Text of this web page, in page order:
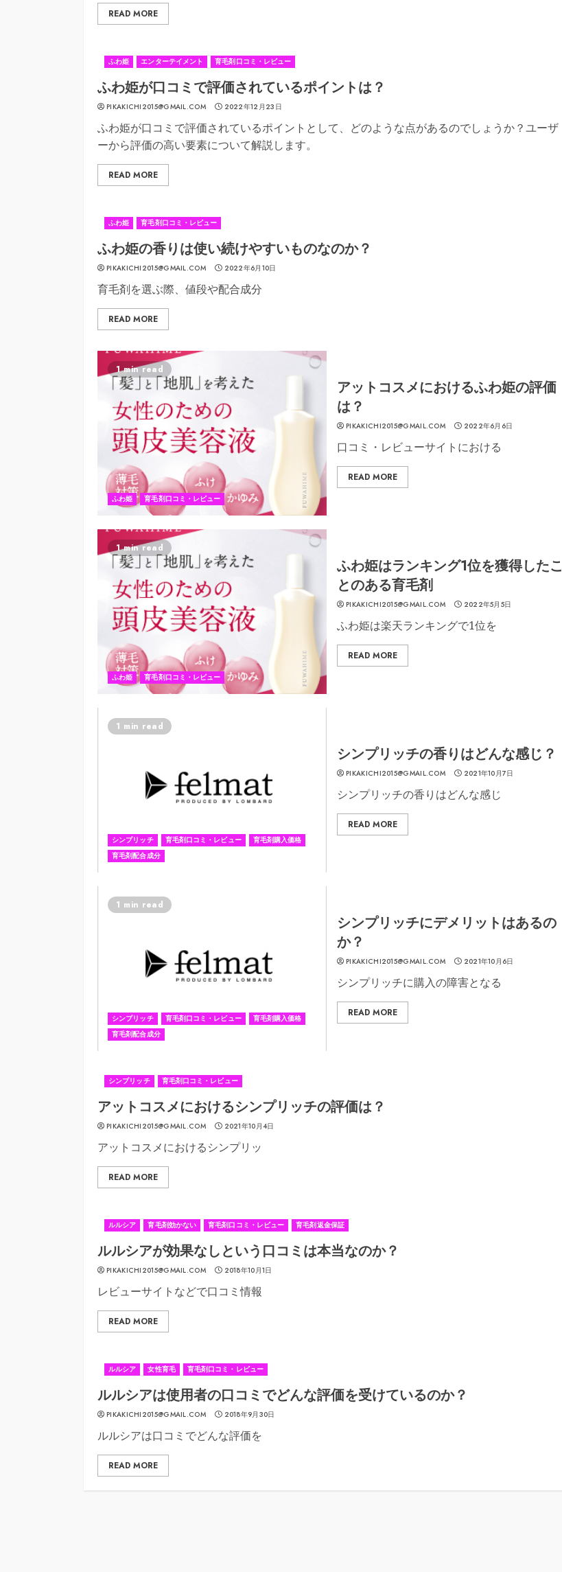
READ MORE
ふわ姫 エンターテイメント 育毛剤口コミ・レビュー
ふわ姫が口コミで評価されているポイントは？
PIKAKICHI2015@GMAIL.COM 2022年12月23日
ふわ姫が口コミで評価されているポイントとして、どのような点があるのでしょうか？ユーザ
ーから評価の高い要素について解説します。
READ MORE
ふわ姫 育毛剤口コミ・レビュー
ふわ姫の香りは使い続けやすいものなのか？
PIKAKICHI2015@GMAIL.COM 2022年6月10日
育毛剤を選ぶ際、値段や配合成分
READ MORE
1 min read
ふわ姫 育毛剤口コミ・レビュー
アットコスメにおけるふわ姫の評価
は？
PIKAKICHI2015@GMAIL.COM 2022年6月6日
口コミ・レビューサイトにおける
READ MORE
1 min read
ふわ姫 育毛剤口コミ・レビュー
ふわ姫はランキング1位を獲得したこ
とのある育毛剤
PIKAKICHI2015@GMAIL.COM 2022年5月5日
ふわ姫は楽天ランキングで1位を
READ MORE
1 min read
シンプリッチ 育毛剤口コミ・レビュー
育毛剤購入価格
育毛剤配合成分
シンプリッチの香りはどんな感じ？
PIKAKICHI2015@GMAIL.COM 2021年10月7日
シンプリッチの香りはどんな感じ
READ MORE
1 min read
シンプリッチ 育毛剤口コミ・レビュー
育毛剤購入価格
育毛剤配合成分
シンプリッチにデメリットはあるの
か？
PIKAKICHI2015@GMAIL.COM 2021年10月6日
シンプリッチに購入の障害となる
READ MORE
シンプリッチ 育毛剤口コミ・レビュー
アットコスメにおけるシンプリッチの評価は？
PIKAKICHI2015@GMAIL.COM 2021年10月4日
アットコスメにおけるシンプリッ
READ MORE
ルルシア 育毛剤効かない 育毛剤口コミ・レビュー 育毛剤返金保証
ルルシアが効果なしという口コミは本当なのか？
PIKAKICHI2015@GMAIL.COM 2018年10月1日
レビューサイトなどで口コミ情報
READ MORE
ルルシア 女性育毛 育毛剤口コミ・レビュー
ルルシアは使用者の口コミでどんな評価を受けているのか？
PIKAKICHI2015@GMAIL.COM 2018年9月30日
ルルシアは口コミでどんな評価を
READ MORE